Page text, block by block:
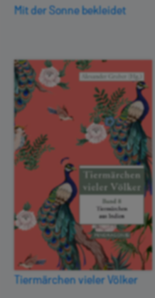
Mit der Sonne bekleidet
Tiermärchen vieler Völker